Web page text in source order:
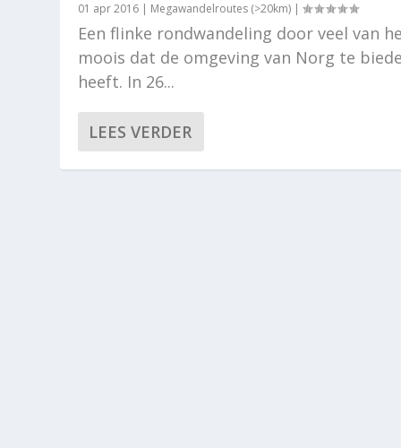
01 apr 2016 | Megawandelroutes (>20km) |
Een flinke rondwandeling door veel van
moois dat de omgeving van Norg te
heeft. In 26...
LEES VERDER